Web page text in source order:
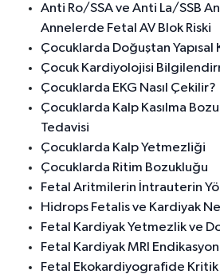
Anti Ro/SSA ve Anti La/SSB
Annelerde Fetal AV Blok Riski
Çocuklarda Doğuştan Yapısal
Çocuk Kardiyolojisi
Çocuklarda EKG Nasıl Çekilir?
Çocuklarda Kalp Kasılma
Tedavisi
Çocuklarda Kalp Yetmezliği
Çocuklarda Ritim Bozukluğu
Fetal Aritmilerin İntrauterin
Hidrops Fetalis ve Kardiyak
Fetal Kardiyak Yetmezlik ve
Fetal Kardiyak MRI
Fetal Ekokardiyografide Kritik